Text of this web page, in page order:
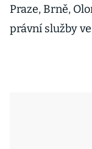
Praze, Brně,
právní služby